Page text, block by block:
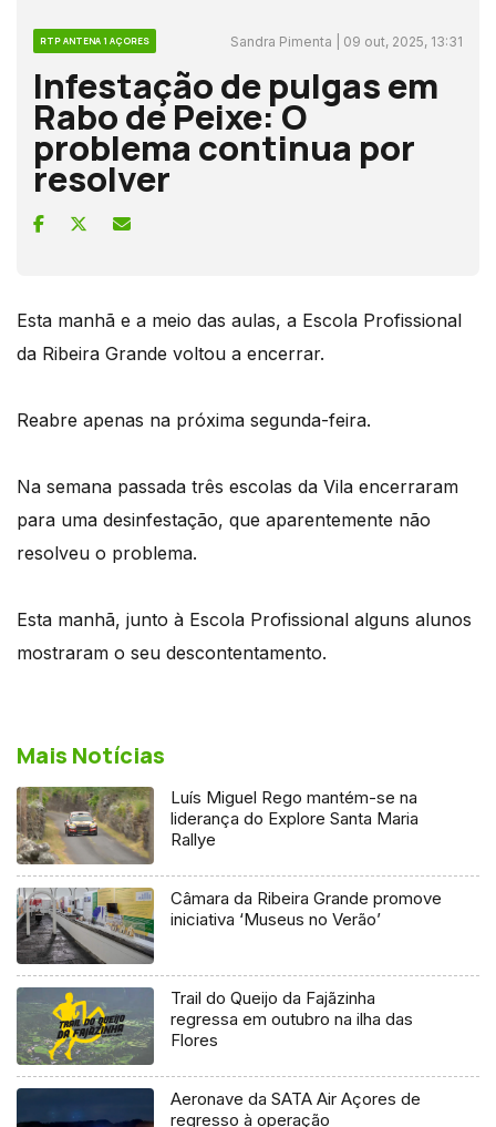
RTP ANTENA 1 AÇORES Sandra Pimenta | 09 out, 2025, 13:31
Infestação de pulgas em
Rabo de Peixe: O
problema continua por
resolver
Esta manhã e a meio das aulas, a Escola Profissional
da Ribeira Grande voltou a encerrar.
Reabre apenas na próxima segunda-feira.
Na semana passada três escolas da Vila encerraram
para uma desinfestação, que aparentemente não
resolveu o problema.
Esta manhã, junto à Escola Profissional alguns alunos
mostraram o seu descontentamento.
Mais Notícias
Luís Miguel Rego mantém-se na
liderança do Explore Santa Maria
Rallye
Câmara da Ribeira Grande promove
iniciativa ‘Museus no Verão’
Trail do Queijo da Fajãzinha
regressa em outubro na ilha das
Flores
Aeronave da SATA Air Açores de
regresso à operação